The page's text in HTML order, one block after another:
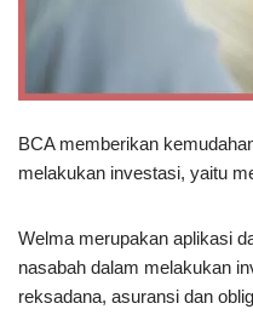
BCA memberikan
melakukan investasi, yaitu
Welma merupakan aplikasi
nasabah dalam melakukan
reksadana, asuransi dan